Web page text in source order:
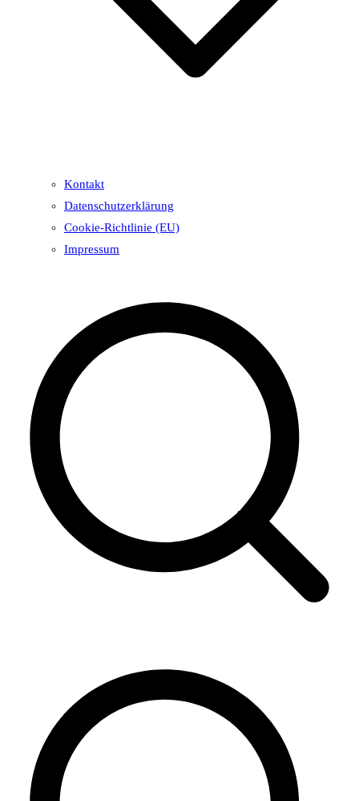
Kontakt
Datenschutzerklärung
Cookie-Richtlinie (EU)
Impressum